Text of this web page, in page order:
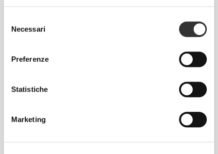
delNecessari
Preferenze
Statistiche
Marketing
71% Cotone
11% Metallo